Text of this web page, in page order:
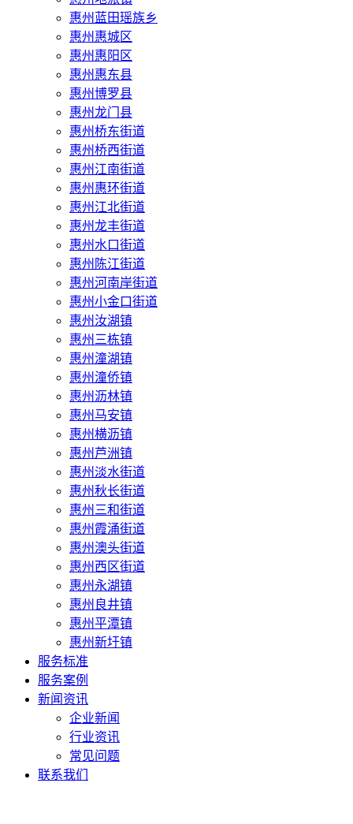
惠州蓝田瑶族乡
惠州惠城区
惠州惠阳区
惠州惠东县
惠州‌博罗县
惠州‌龙门县
惠州桥东街道
惠州桥西街道
惠州江南街道
惠州惠环街道
惠州江北街道
惠州龙丰街道
惠州水口街道
惠州陈江街道
惠州河南岸街道
惠州小金口街道
惠州汝湖镇
惠州三栋镇
惠州潼湖镇
惠州潼侨镇
惠州沥林镇
惠州马安镇
惠州横沥镇
惠州芦洲镇
惠州淡水街道
惠州秋长街道
惠州三和街道
惠州霞涌街道
惠州澳头街道
惠州西区街道
惠州永湖镇
惠州良井镇
惠州平潭镇
惠州新圩镇
服务标准
服务案例
新闻资讯
企业新闻
行业资讯
常见问题
联系我们